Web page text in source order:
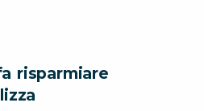
risparmiare